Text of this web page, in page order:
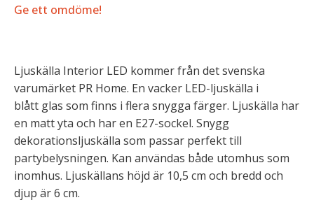
Ge ett omdöme!
Ljuskälla Interior LED kommer från det svenska
varumärket PR Home. En vacker LED-ljuskälla i
blått glas som finns i flera snygga färger. Ljuskälla har
en matt yta och har en E27-sockel. Snygg
dekorationsljuskälla som passar perfekt till
partybelysningen. Kan användas både utomhus som
inomhus. Ljuskällans höjd är 10,5 cm och bredd och
djup är 6 cm.